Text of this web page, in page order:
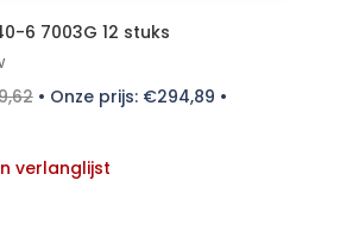
6 7003G 12 stuks
• Onze prijs: €294,89 •
verlanglijst